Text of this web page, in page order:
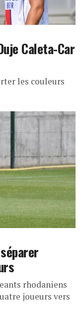
Caleta-Car
les couleurs
rhodaniens
joueurs vers